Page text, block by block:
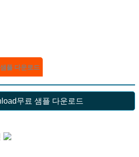
플 다운로드
무료 샘플 다운로드